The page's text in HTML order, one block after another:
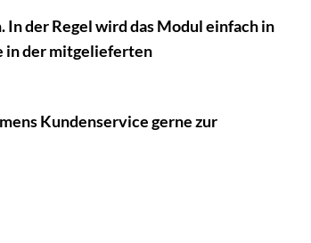
der Regel wird das Modul einfach in
in der mitgelieferten
Kundenservice gerne zur